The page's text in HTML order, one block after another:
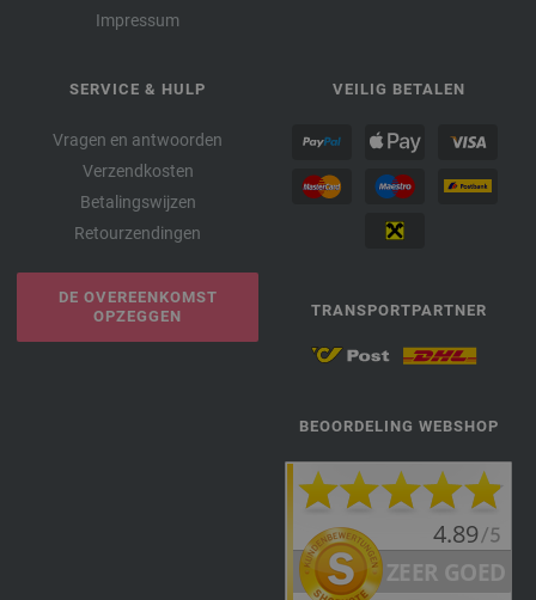
Impressum
SERVICE & HULP
Vragen en antwoorden
Verzendkosten
Betalingswijzen
Retourzendingen
DE OVEREENKOMST
OPZEGGEN
VEILIG BETALEN
TRANSPORTPARTNER
BEOORDELING WEBSHOP